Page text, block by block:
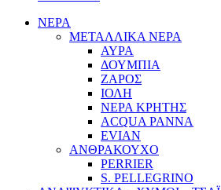
ΝΕΡΑ
ΜΕΤΑΛΛΙΚΑ ΝΕΡΑ
ΑΥΡΑ
ΔΟΥΜΠΙΑ
ΖΑΡΟΣ
ΙΟΛΗ
ΝΕΡΑ ΚΡΗΤΗΣ
ACQUA PANNA
EVIAN
ΑΝΘΡΑΚΟΥΧΟ
PERRIER
S. PELLEGRINO